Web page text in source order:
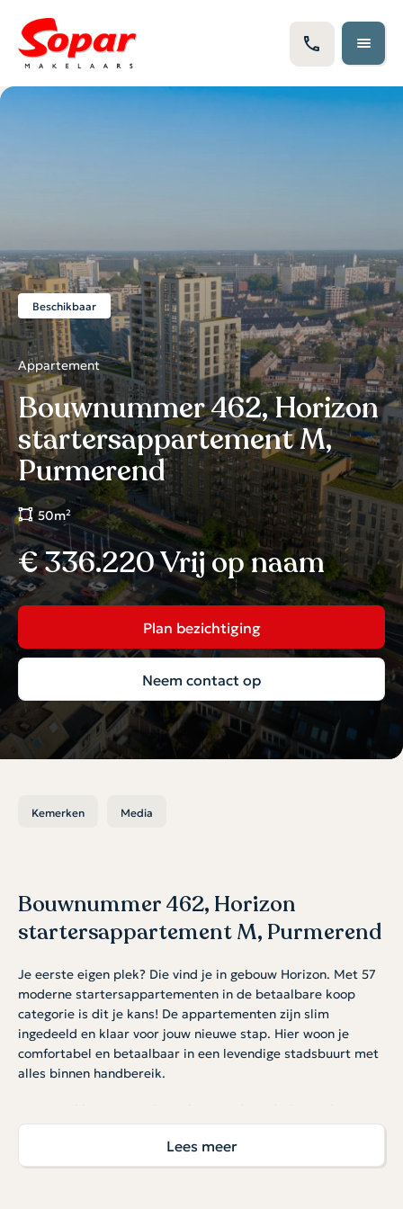
Beschikbaar
Appartement
Bouwnummer 462, Horizon
startersappartement M,
Purmerend
50m²
€ 336.220 Vrij op naam
Plan bezichtiging
Neem contact op
Kemerken Media
Bouwnummer 462, Horizon
startersappartement M, Purmerend
Je eerste eigen plek? Die vind je in gebouw Horizon. Met 57
moderne startersappartementen in de betaalbare koop
categorie is dit je kans! De appartementen zijn slim
ingedeeld en klaar voor jouw nieuwe stap. Hier woon je
comfortabel en betaalbaar in een levendige stadsbuurt met
alles binnen handbereik.
garage worden gekocht à € 30.000 v.o.n. Er is een beperkt
aantal plekken beschikbaar. Hiervoor geldt op=op.
Lees meer